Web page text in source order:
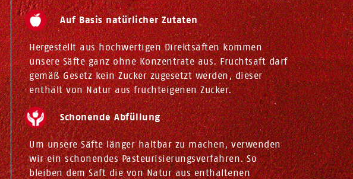
Auf Basis natürlicher Zutaten
Hergestellt aus hochwertigen Direktsäften kommen
unsere Säfte ganz ohne Konzentrate aus. Fruchtsaft darf
gemäß Gesetz kein Zucker zugesetzt werden, dieser
enthält von Natur aus fruchteigenen Zucker.
Schonende Abfüllung
Um unsere Säfte länger haltbar zu machen, verwenden
wir ein schonendes Pasteurisierungsverfahren. So
bleiben dem Saft die von Natur aus enthaltenen